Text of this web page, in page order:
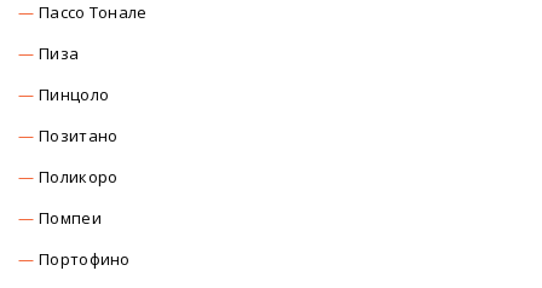
Пассо Тонале
Пиза
Пинцоло
Позитано
Поликоро
Помпеи
Портофино